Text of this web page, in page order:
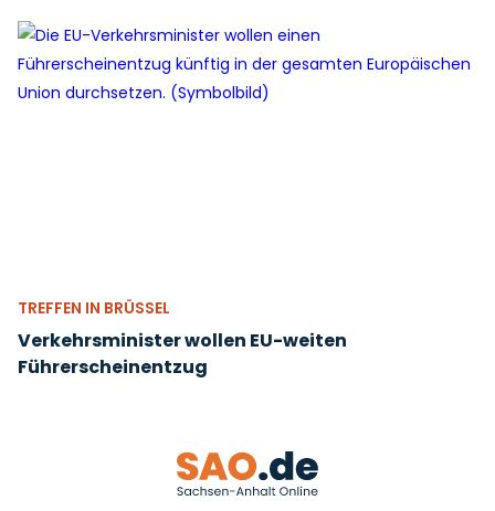
TREFFEN IN BRÜSSEL
Verkehrsminister wollen EU-weiten
Führerscheinentzug